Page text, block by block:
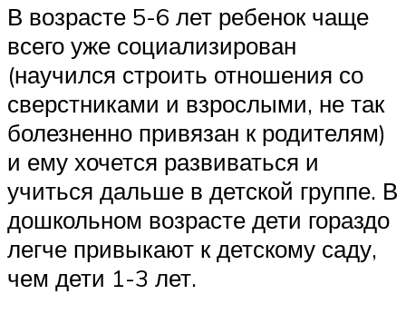
В возрасте 5-6 лет ребенок чаще
всего уже социализирован
(научился строить отношения со
сверстниками и взрослыми, не так
болезненно привязан к родителям)
и ему хочется развиваться и
учиться дальше в детской группе. В
дошкольном возрасте дети гораздо
легче привыкают к детскому саду,
чем дети 1-3 лет.